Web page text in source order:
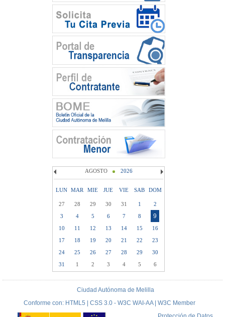
AGOSTO 2026
LUN MAR MIE JUE VIE SAB DOM
27 28 29 30 31 1
2
3
4 5 6 7 8 9
10 11 12 13 14 15
16
17
18 19 20 21 22
23
24
25 26 27 28 29
30
31
1 2 3 4 5 6
Ciudad Autónoma de Melilla
Conforme con: HTML5 | CSS 3.0 - W3C WAI-AA | W3C Member